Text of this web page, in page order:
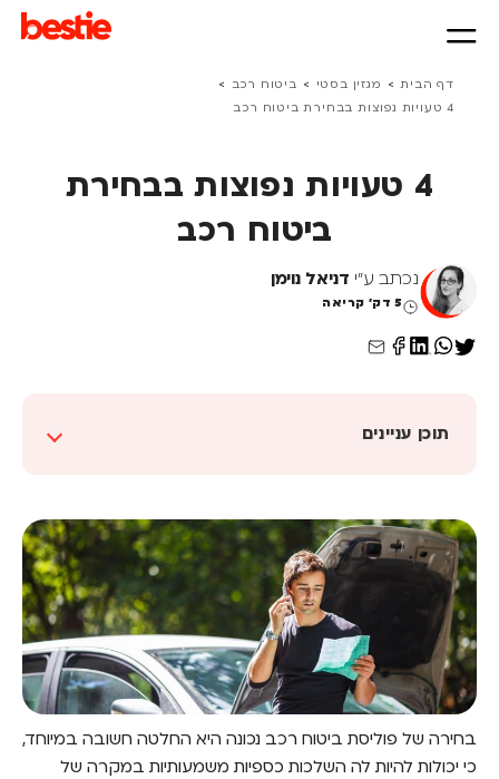
דף הבית > מגזין בסטי > ביטוח רכב >
4 טעויות נפוצות בבחירת ביטוח רכב
4 טעויות נפוצות בבחירת
ביטוח רכב
נכתב ע"י דניאל נוימן
5 דק' קריאה
תוכן עניינים
בחירה של פוליסת ביטוח רכב נכונה היא החלטה חשובה במיוחד,
כי יכולות להיות לה השלכות כספיות משמעותיות במקרה של